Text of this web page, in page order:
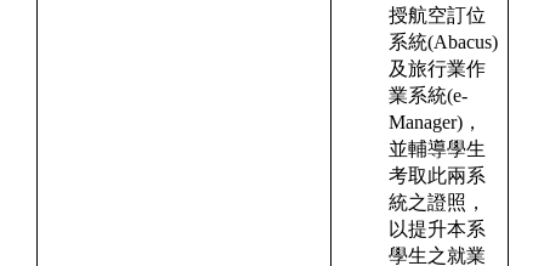
授航空訂位
系統(Abacus)
及旅行業作
業系統(e-
Manager)，
並輔導學生
考取此兩系
統之證照，
以提升本系
學生之就業